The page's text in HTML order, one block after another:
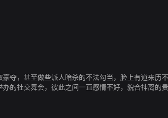
夺，甚至做些派人暗杀的不法勾当，脸上有道来历
的社交舞会，彼此之间一直感情不好，貌合神离